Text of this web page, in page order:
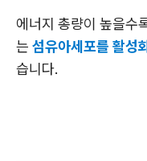
에너지 총량이 높을수
는 섬유아세포를 활성
습니다.